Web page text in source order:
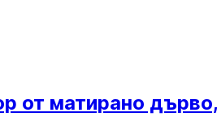
от матирано